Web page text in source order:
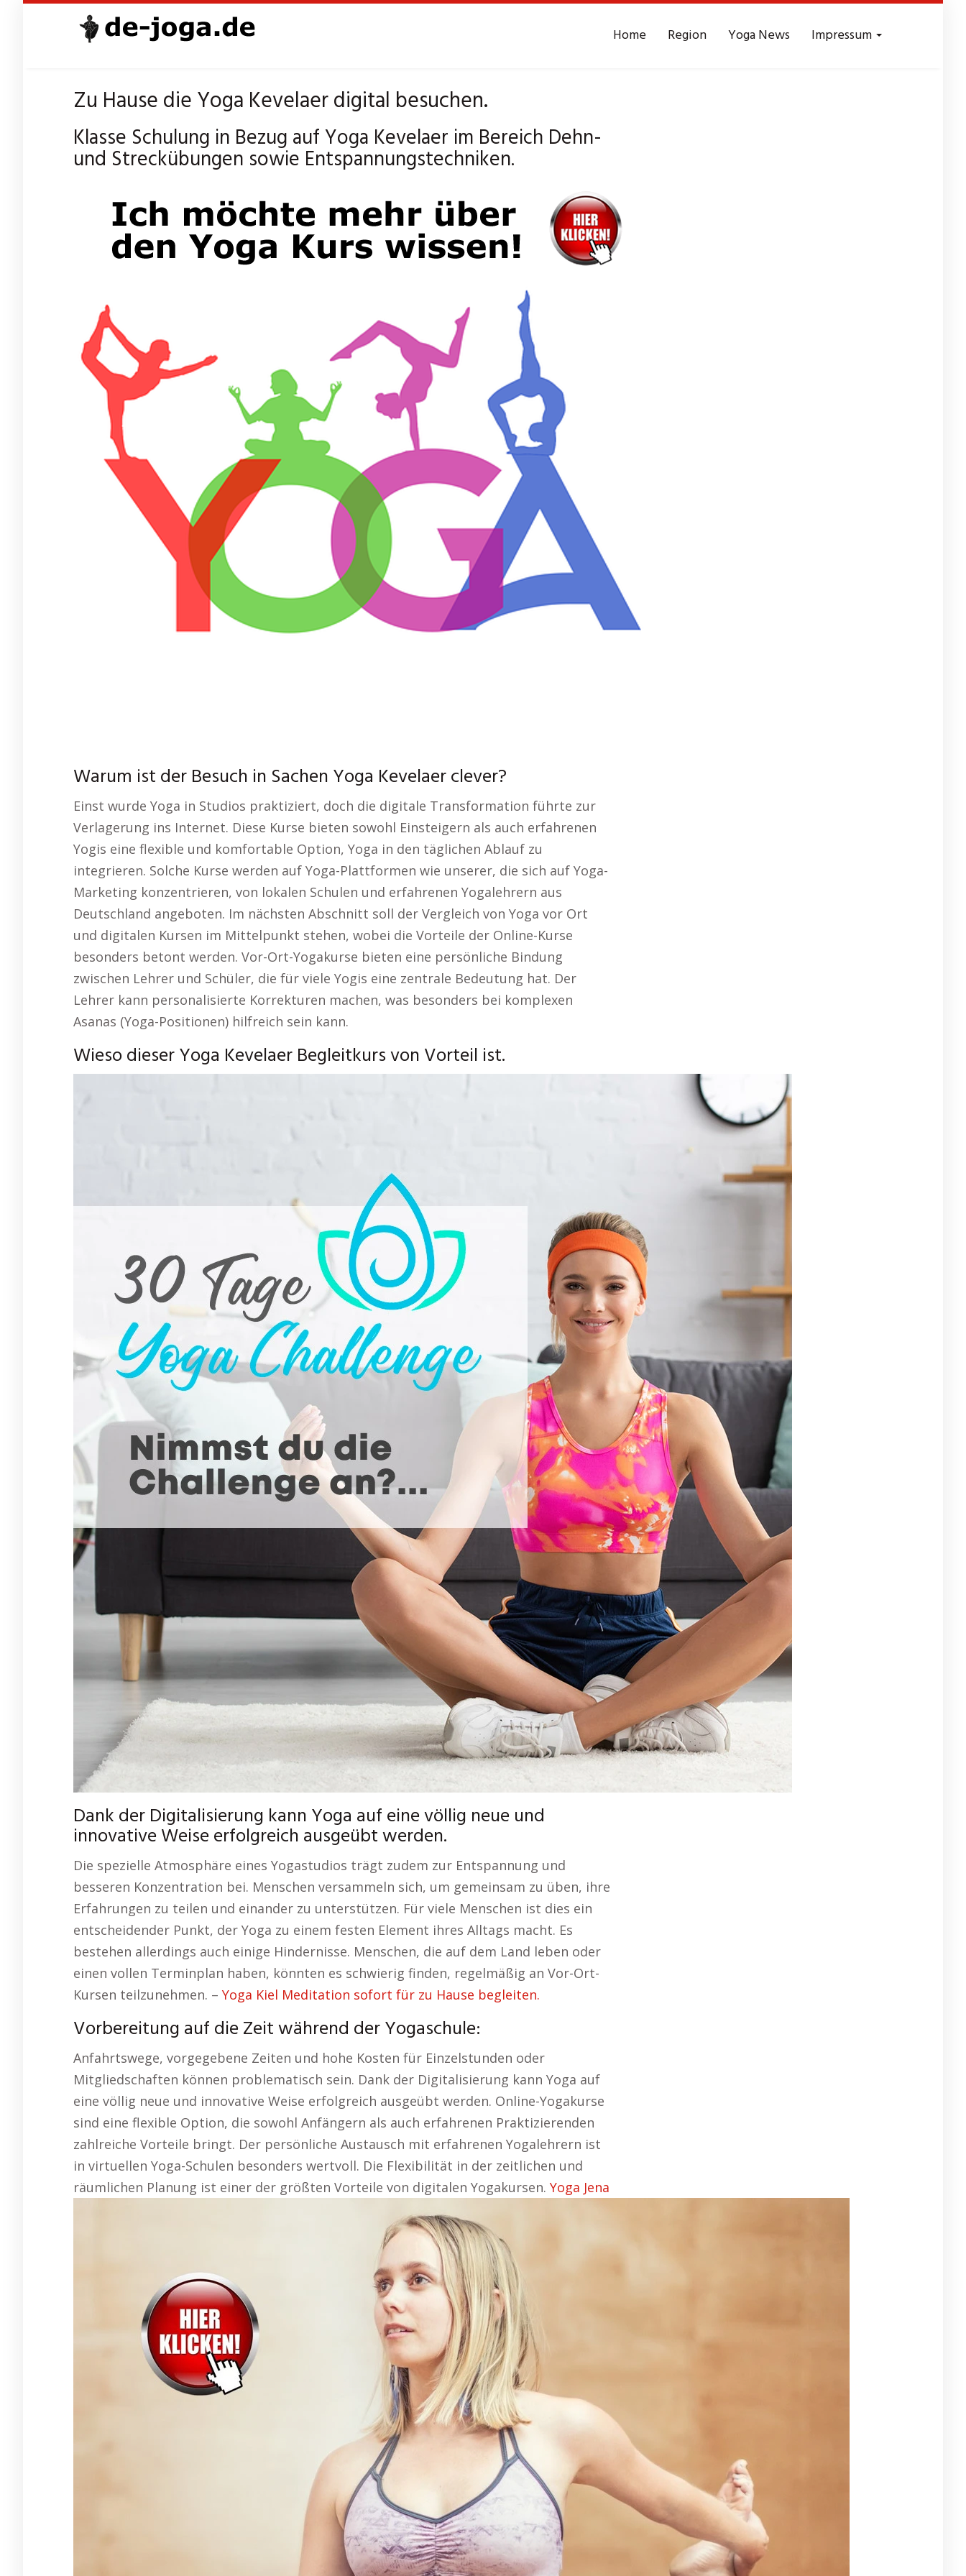
Home Region Yoga News Impressum
Zu Hause die Yoga Kevelaer digital besuchen.
Klasse Schulung in Bezug auf Yoga Kevelaer im Bereich Dehn-
und Streckübungen sowie Entspannungstechniken.
Warum ist der Besuch in Sachen Yoga Kevelaer clever?
Einst wurde Yoga in Studios praktiziert, doch die digitale Transformation führte zur
Verlagerung ins Internet. Diese Kurse bieten sowohl Einsteigern als auch erfahrenen
Yogis eine flexible und komfortable Option, Yoga in den täglichen Ablauf zu
integrieren. Solche Kurse werden auf Yoga-Plattformen wie unserer, die sich auf Yoga-
Marketing konzentrieren, von lokalen Schulen und erfahrenen Yogalehrern aus
Deutschland angeboten. Im nächsten Abschnitt soll der Vergleich von Yoga vor Ort
und digitalen Kursen im Mittelpunkt stehen, wobei die Vorteile der Online-Kurse
besonders betont werden. Vor-Ort-Yogakurse bieten eine persönliche Bindung
zwischen Lehrer und Schüler, die für viele Yogis eine zentrale Bedeutung hat. Der
Lehrer kann personalisierte Korrekturen machen, was besonders bei komplexen
Asanas (Yoga-Positionen) hilfreich sein kann.
Wieso dieser Yoga Kevelaer Begleitkurs von Vorteil ist.
Dank der Digitalisierung kann Yoga auf eine völlig neue und
innovative Weise erfolgreich ausgeübt werden.
Die spezielle Atmosphäre eines Yogastudios trägt zudem zur Entspannung und
besseren Konzentration bei. Menschen versammeln sich, um gemeinsam zu üben, ihre
Erfahrungen zu teilen und einander zu unterstützen. Für viele Menschen ist dies ein
entscheidender Punkt, der Yoga zu einem festen Element ihres Alltags macht. Es
bestehen allerdings auch einige Hindernisse. Menschen, die auf dem Land leben oder
einen vollen Terminplan haben, könnten es schwierig finden, regelmäßig an Vor-Ort-
Kursen teilzunehmen. – Yoga Kiel Meditation sofort für zu Hause begleiten.
Vorbereitung auf die Zeit während der Yogaschule:
Anfahrtswege, vorgegebene Zeiten und hohe Kosten für Einzelstunden oder
Mitgliedschaften können problematisch sein. Dank der Digitalisierung kann Yoga auf
eine völlig neue und innovative Weise erfolgreich ausgeübt werden. Online-Yogakurse
sind eine flexible Option, die sowohl Anfängern als auch erfahrenen Praktizierenden
zahlreiche Vorteile bringt. Der persönliche Austausch mit erfahrenen Yogalehrern ist
in virtuellen Yoga-Schulen besonders wertvoll. Die Flexibilität in der zeitlichen und
räumlichen Planung ist einer der größten Vorteile von digitalen Yogakursen. Yoga Jena